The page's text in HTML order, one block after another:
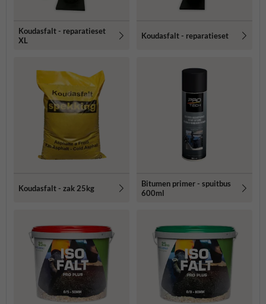
Koudasfalt - reparatieset
XL
Koudasfalt - reparatieset
Koudasfalt - zak 25kg
Bitumen primer - spuitbus
600ml